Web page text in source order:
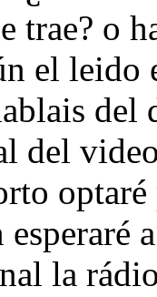
trae? o
el leido
del
del
esperaré
la